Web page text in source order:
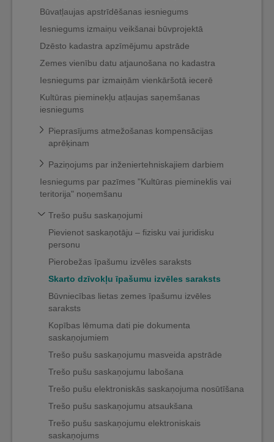
Būvatļaujas apstrīdēšanas iesniegums
Iesniegums izmaiņu veikšanai būvprojektā
Dzēsto kadastra apzīmējumu apstrāde
Zemes vienību datu atjaunošana no kadastra
Iesniegums par izmaiņām vienkāršotā iecerē
Kultūras pieminekļu atļaujas saņemšanas
iesniegums
Pieprasījums atmežošanas kompensācijas
aprēķinam
Paziņojums par inženiertehniskajiem darbiem
Iesniegums par pazīmes "Kultūras piemineklis vai
teritorija" noņemšanu
Trešo pušu saskaņojumi
Pievienot saskaņotāju – fizisku vai juridisku
personu
Pierobežas īpašumu izvēles saraksts
Skarto dzīvokļu īpašumu izvēles saraksts
Būvniecības lietas zemes īpašumu izvēles
saraksts
Kopības lēmuma dati pie dokumenta
saskaņojumiem
Trešo pušu saskaņojumu masveida apstrāde
Trešo pušu saskaņojumu labošana
Trešo pušu elektroniskās saskaņojuma nosūtīšana
Trešo pušu saskaņojumu atsaukšana
Trešo pušu saskaņojumu elektroniskais
saskaņojums